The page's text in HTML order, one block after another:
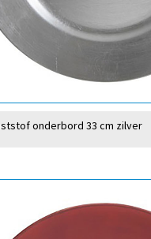
onderbord 33 cm zilver